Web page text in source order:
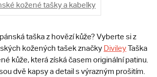
kožené tašky a kabelky
taška z hovězí kůže? Vyberte si z
kožených tašek značky DivileyTaška
kůže, která získá časem originální patinu.
dvě kapsy a detail s výrazným prošitím.